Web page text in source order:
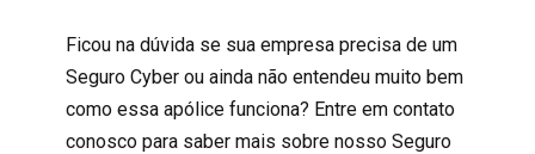
Ficou na dúvida se sua empresa precisa de um
Seguro Cyber ou ainda não entendeu muito bem
como essa apólice funciona? Entre em contato
conosco para saber mais sobre nosso Seguro